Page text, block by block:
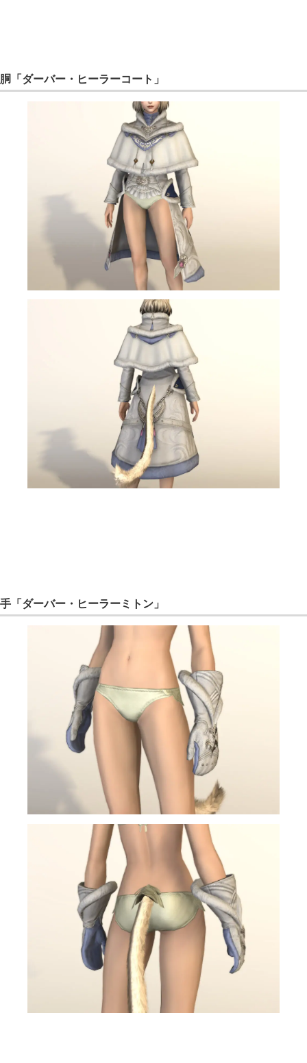
胴「ダーバー・ヒーラーコート」
手「ダーバー・ヒーラーミトン」